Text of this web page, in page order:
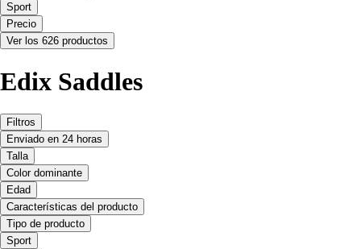
Sport
Precio
Ver los 626 productos
Edix Saddles
Filtros
Enviado en 24 horas
Talla
Color dominante
Edad
Características del producto
Tipo de producto
Sport